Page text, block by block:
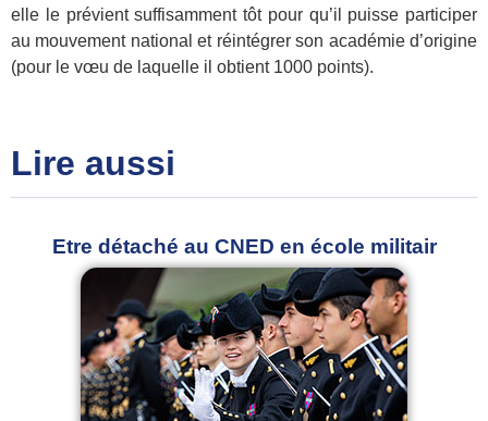
elle le prévient suffisamment tôt pour qu’il puisse participer
au mouvement national et réintégrer son académie d’origine
(pour le vœu de laquelle il obtient 1000 points).
Lire aussi
Etre détaché au CNED en école militair